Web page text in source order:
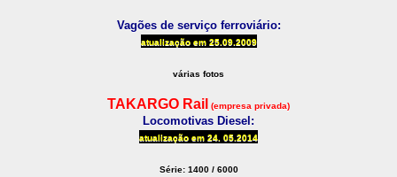
Vagões de serviço ferroviário:
atualização em25.09.2009
várias fotos
TAKARGO Rail (empresa privada)
Locomotivas Diesel:
atualização em 24. 05.2014
Série: 1400 / 6000